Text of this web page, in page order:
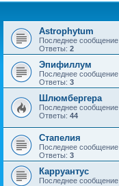
Astrophytum
Последнее сообщение
Ответы: 2
Эпифиллум
Последнее сообщение
Ответы: 3
Шлюмбергера
Последнее сообщение
Ответы: 44
Стапелия
Последнее сообщение
Ответы: 3
Карруантус
Последнее сообщение